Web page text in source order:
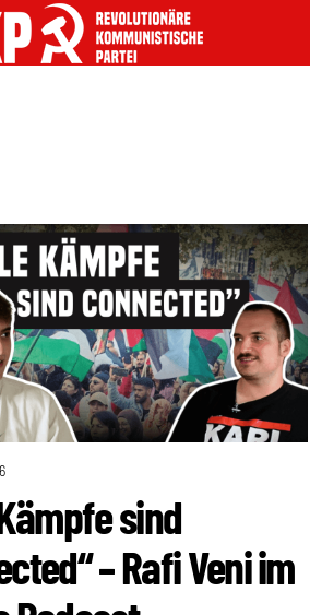
sind
– Rafi Veni im